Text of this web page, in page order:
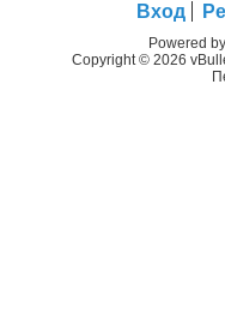
Вход
Powered by
Copyright © 2026